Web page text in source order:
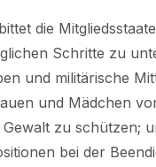
die
Schritte zu
und militärische
und Mädchen
zu schützen;
bei der